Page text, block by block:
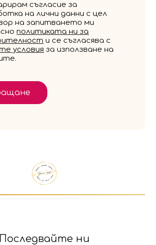
съгласие за
на лични данни с цел
на запитването ми
политиката ни за
и се съгласява с
условия за използване на
Последвайте ни